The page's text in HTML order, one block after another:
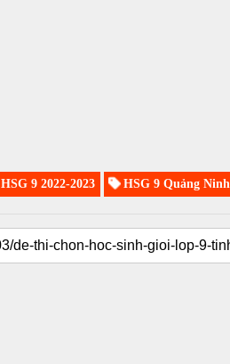
9 2022-2023 HSG 9 Quảng Ninh